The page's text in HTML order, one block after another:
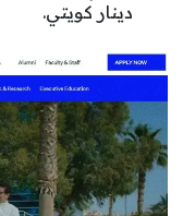
دينار كويتي.